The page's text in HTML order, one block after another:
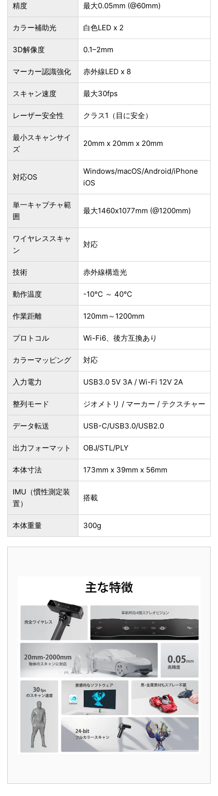
精度 最大0.05mm (@60mm)
カラー補助光 白色LED x 2
3D解像度 0.1–2mm
マーカー認識強化 赤外線LED x 8
スキャン速度 最大30fps
レーザー安全性 クラス1（目に安全）
最小スキャンサイ
ズ
20mm x 20mm x 20mm
対応OS
Windows/macOS/Android/iPhone
iOS
単一キャプチャ範
囲
最大1460x1077mm (@1200mm)
ワイヤレススキャ
ン
対応
技術 赤外線構造光
動作温度 -10℃ ～ 40℃
作業距離 120mm～1200mm
プロトコル Wi-Fi6、後方互換あり
カラーマッピング 対応
入力電力 USB3.0 5V 3A / Wi-Fi 12V 2A
整列モード ジオメトリ / マーカー / テクスチャー
データ転送 USB-C/USB3.0/USB2.0
出力フォーマット OBJ/STL/PLY
本体寸法 173mm x 39mm x 56mm
IMU（慣性測定装
置）
搭載
本体重量 300g